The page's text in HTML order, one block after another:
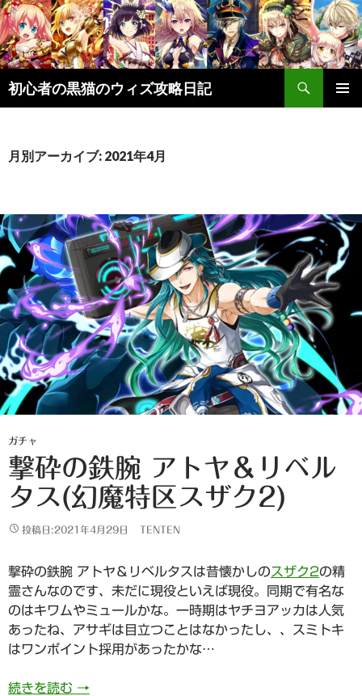
初心者の黒猫のウィズ攻略日記
検
索
ン
キ
ッ
プ
月別アーカイブ: 2021年4月
ガチャ
撃砕の鉄腕 アトヤ＆リベル
タス(幻魔特区スザク2)
投稿日:2021年4月29日 TENTEN
撃砕の鉄腕 アトヤ＆リベルタスは昔懐かしのスザク2の精
霊さんなのです、未だに現役といえば現役。同期で有名な
のはキワムやミュールかな。一時期はヤチヨアッカは人気
あったね、アサギは目立つことはなかったし、、スミトキ
はワンポイント採用があったかな…
続きを読む 撃砕の鉄腕 アトヤ＆リベルタス(幻魔特区スザク
→